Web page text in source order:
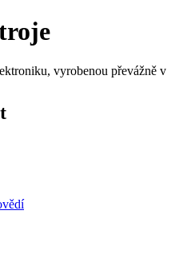
vyrobenou převážně v